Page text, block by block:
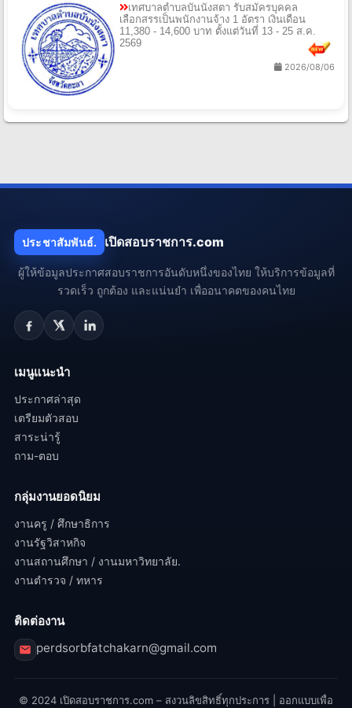
เทศบาลตําบลบันนังสตา รับสมัครบุคคล
เลือกสรรเป็นพนักงานจ้าง 1 อัตรา เงินเดือน
11,380 - 14,600 บาท ตั้งแต่วันที่ 13 - 25 ส.ค.
2569
2026/08/06
ประชาสัมพันธ์. เปิดสอบราชการ.com
ผู้ให้ข้อมูลประกาศสอบราชการอันดับหนึ่งของไทย ให้บริการข้อมูลที่
รวดเร็ว ถูกต้อง และแน่นยำ เพื่ออนาคตของคนไทย
เมนูแนะนำ
ประกาศล่าสุด
เตรียมตัวสอบ
สาระน่ารู้
ถาม-ตอบ
กลุ่มงานยอดนิยม
งานครู / ศึกษาธิการ
งานรัฐวิสาหกิจ
งานสถานศึกษา / งานมหาวิทยาลัย.
งานตำรวจ / ทหาร
ติดต่องาน
perdsorbfatchakarn@gmail.com
© 2024 เปิดสอบราชการ.com – สงวนลิขสิทธิ์ทุกประการ | ออกแบบเพื่อ